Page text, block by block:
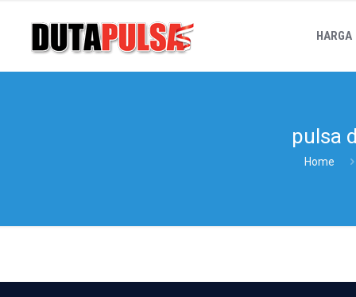
HARGA
pulsa
Home